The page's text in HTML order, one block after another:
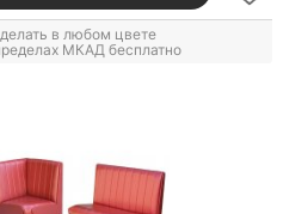
в любом цвете
МКАД бесплатно